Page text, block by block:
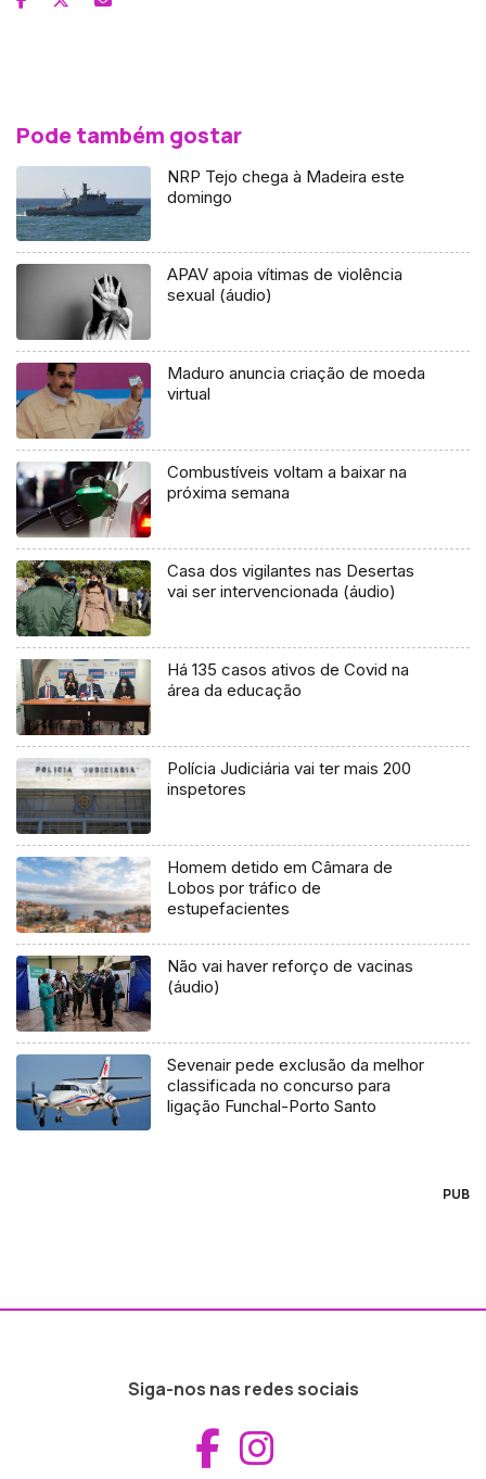
Pode também gostar
NRP Tejo chega à Madeira este
domingo
APAV apoia vítimas de violência
sexual (áudio)
Maduro anuncia criação de moeda
virtual
Combustíveis voltam a baixar na
próxima semana
Casa dos vigilantes nas Desertas
vai ser intervencionada (áudio)
Há 135 casos ativos de Covid na
área da educação
Polícia Judiciária vai ter mais 200
inspetores
Homem detido em Câmara de
Lobos por tráfico de
estupefacientes
Não vai haver reforço de vacinas
(áudio)
Sevenair pede exclusão da melhor
classificada no concurso para
ligação Funchal-Porto Santo
PUB
Siga-nos nas redes sociais
Aceder ao